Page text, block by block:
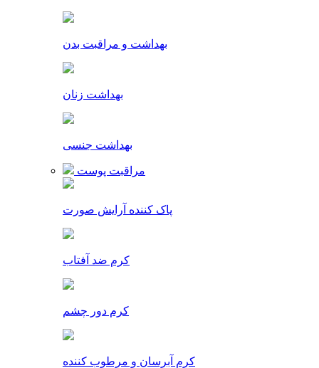
بهداشت و مراقبت بدن
بهداشت زنان
بهداشت جنسی
مراقبت پوست
پاک کننده آرایش صورت
کرم ضد آفتاب
کرم دور چشم
کرم آبرسان و مرطوب کننده